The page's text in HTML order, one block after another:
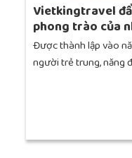
Vietkingtravel
phong trào của
Được thành lập vào
người trẻ trung, năng